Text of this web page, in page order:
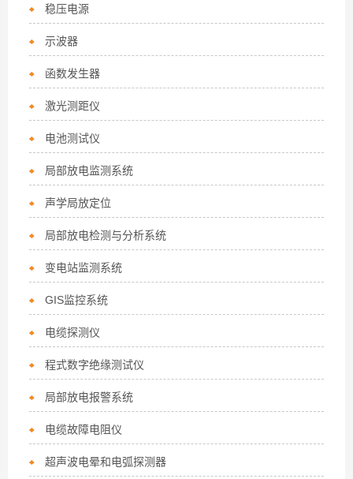
稳压电源
示波器
函数发生器
激光测距仪
电池测试仪
局部放电监测系统
声学局放定位
局部放电检测与分析系统
变电站监测系统
GIS监控系统
电缆探测仪
程式数字绝缘测试仪
局部放电报警系统
电缆故障电阻仪
超声波电晕和电弧探测器